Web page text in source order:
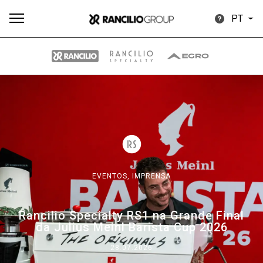
PT
EVENTOS, IMPRENSA
Rancilio Specialty RS1 na Grande Final
da Julius Meinl Barista Cup 2026
28.07.2026
Descarregar
Our brands
Group